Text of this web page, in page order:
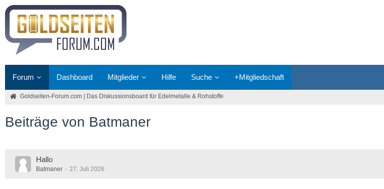
Forum Dashboard Mitglieder Hilfe Suche +Mitgliedschaft
Goldseiten-Forum.com | Das Diskussionsboard für Edelmetalle & Rohstoffe
Beiträge von Batmaner
Hallo
Batmaner 27. Juli 2026